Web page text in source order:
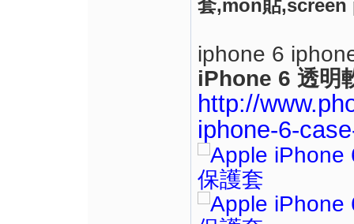
套,mon貼
iphone 6
iPhone 6 透明
http://
iphone-6-